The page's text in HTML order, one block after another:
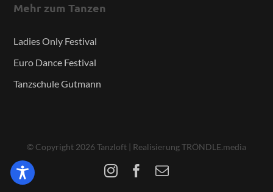
Mehr zum Tanzen
Ladies Only Festival
Euro Dance Festival
Tanzschule Gutmann
© Copyright 2026Tanzloft | Realisierung TRÖNDLE.media
InstagramFacebook
E-